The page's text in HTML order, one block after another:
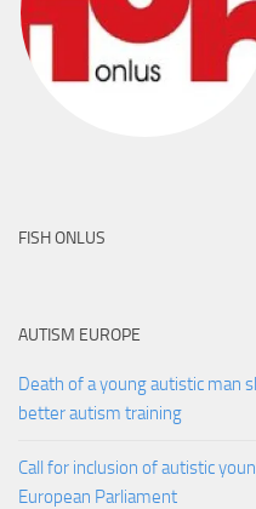
FISH ONLUS
AUTISM EUROPE
Death of a young autistic man
better autism training
Call for inclusion of autistic
European Parliament